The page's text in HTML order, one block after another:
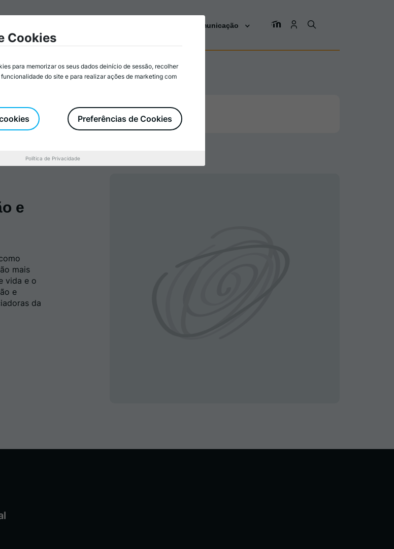
Comunicação
as Torne-se Associado/a
e
mais
vida e o
e
da
Cookies
para memorizar os seus dados deinício de sessão, recolher
do site e para realizar ações de marketing com
Preferências de Cookies
Política de Privacidade